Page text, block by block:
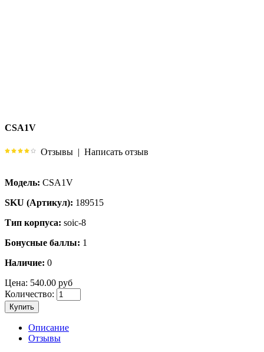
CSA1V
Отзывы | Написать отзыв
Модель: CSA1V
SKU (Артикул): 189515
Тип корпуса: soic-8
Бонусные баллы: 1
Наличие: 0
Цена: 540.00 руб
Количество:
Купить
Описание
Отзывы